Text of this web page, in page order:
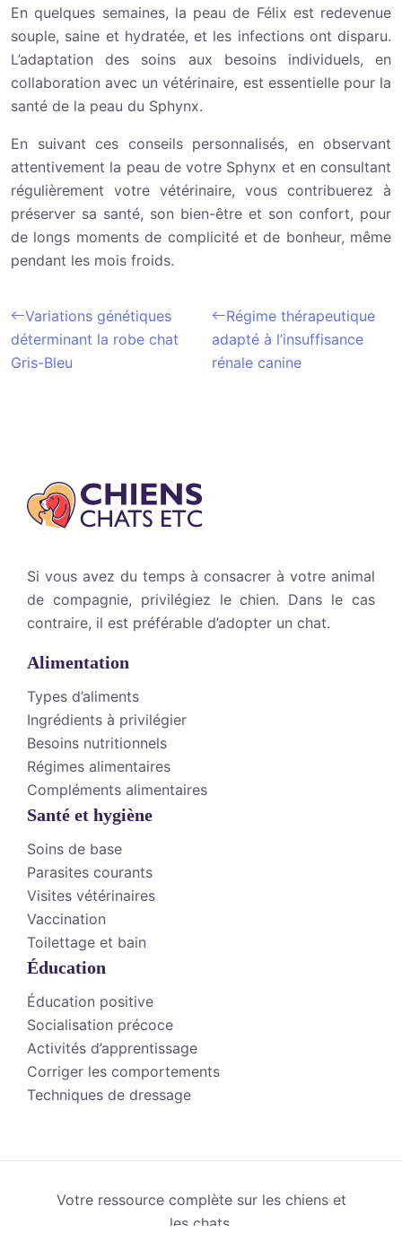
En quelques semaines, la peau de Félix est redevenue
souple, saine et hydratée, et les infections ont disparu.
L’adaptation des soins aux besoins individuels, en
collaboration avec un vétérinaire, est essentielle pour la
santé de la peau du Sphynx.
En suivant ces conseils personnalisés, en observant
attentivement la peau de votre Sphynx et en consultant
régulièrement votre vétérinaire, vous contribuerez à
préserver sa santé, son bien-être et son confort, pour
de longs moments de complicité et de bonheur, même
pendant les mois froids.
Variations génétiques
déterminant la robe chat
Gris-Bleu
Régime thérapeutique
adapté à l’insuffisance
rénale canine
Si vous avez du temps à consacrer à votre animal
de compagnie, privilégiez le chien. Dans le cas
contraire, il est préférable d’adopter un chat.
Alimentation
Types d’aliments
Ingrédients à privilégier
Besoins nutritionnels
Régimes alimentaires
Compléments alimentaires
Santé et hygiène
Soins de base
Parasites courants
Visites vétérinaires
Vaccination
Toilettage et bain
Éducation
Éducation positive
Socialisation précoce
Activités d’apprentissage
Corriger les comportements
Techniques de dressage
Votre ressource complète sur les chiens et
les chats.